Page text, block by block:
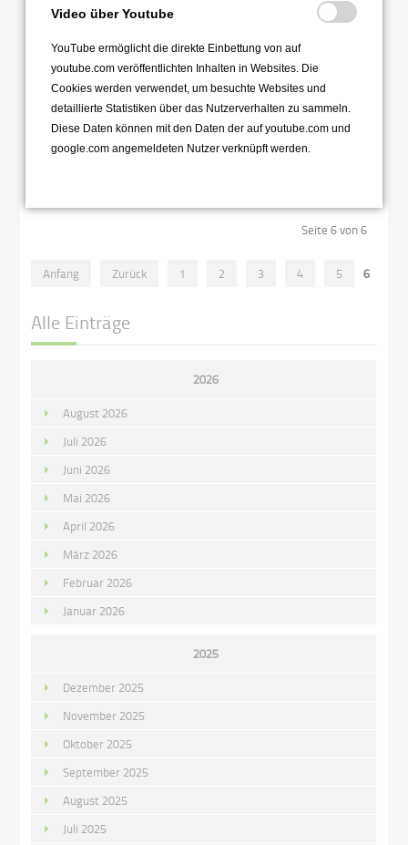
Jan
die Empfänger*innen aber nicht-
also heißt es wiederum warten...
Weiterlesen …
2021
Seite 6 von 6
Anfang Zurück 1 2 3 4 5 6
Alle Einträge
2026
August 2026
Juli 2026
Juni 2026
Mai 2026
April 2026
März 2026
Februar 2026
Januar 2026
2025
Dezember 2025
November 2025
Oktober 2025
September 2025
August 2025
Juli 2025
Video über Youtube
YouTube ermöglicht die direkte Einbettung von auf
youtube.com veröffentlichten Inhalten in Websites. Die
Cookies werden verwendet, um besuchte Websites und
detaillierte Statistiken über das Nutzerverhalten zu sammeln.
Diese Daten können mit den Daten der auf youtube.com und
google.com angemeldeten Nutzer verknüpft werden.